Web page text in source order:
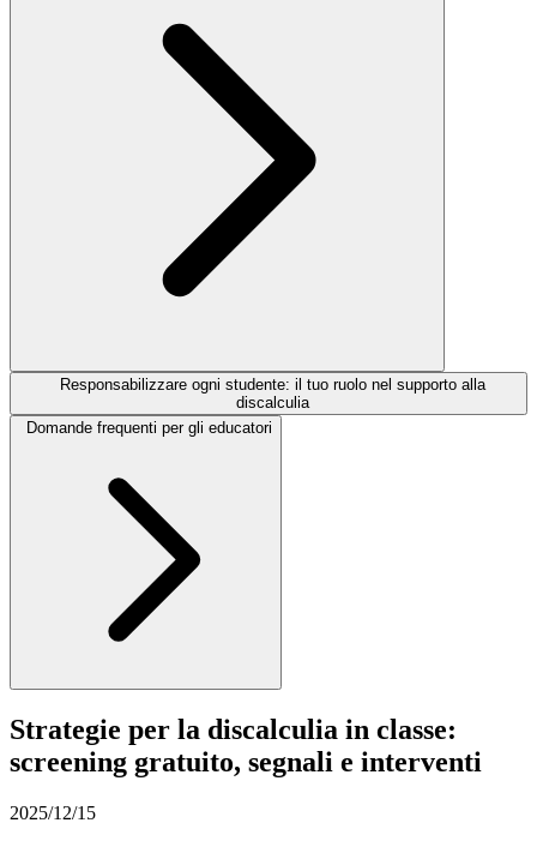
Responsabilizzare ogni studente: il tuo ruolo nel supporto alla
discalculia
Domande frequenti per gli educatori
Strategie per la discalculia in classe:
screening gratuito, segnali e interventi
2025/12/15